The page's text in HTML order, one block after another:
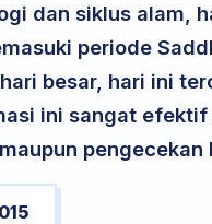
dan siklus alam,
periode
besar, hari ini
ini sangat
pengecekan